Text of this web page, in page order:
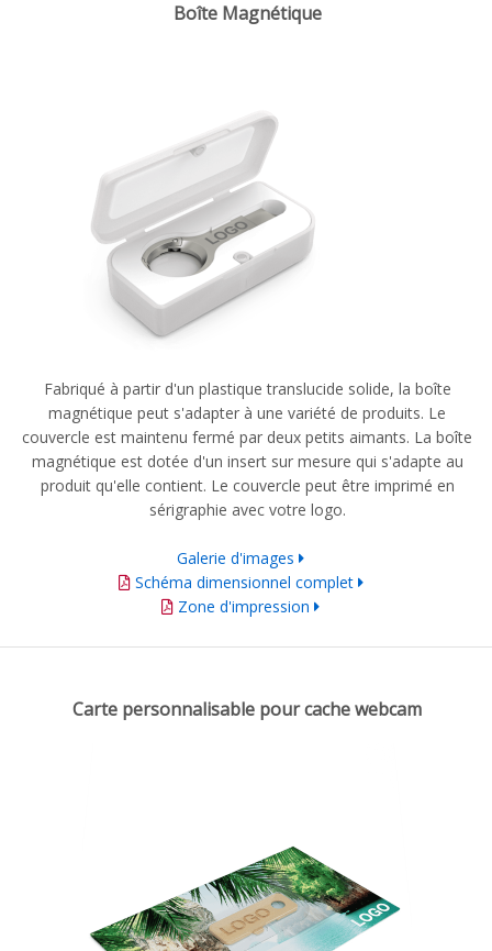
Boîte Magnétique
Fabriqué à partir d'un plastique translucide solide, la boîte
magnétique peut s'adapter à une variété de produits. Le
couvercle est maintenu fermé par deux petits aimants. La boîte
magnétique est dotée d'un insert sur mesure qui s'adapte au
produit qu'elle contient. Le couvercle peut être imprimé en
sérigraphie avec votre logo.
Galerie d'images
Schéma dimensionnel complet
Zone d'impression
Carte personnalisable pour cache webcam